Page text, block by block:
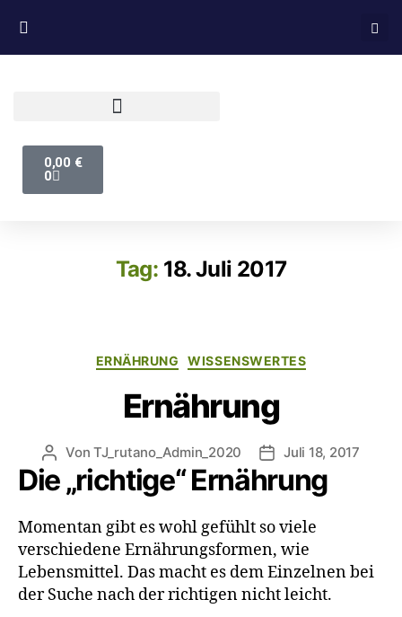
0,00 €
0
Tag: 18. Juli 2017
ERNÄHRUNG WISSENSWERTES
Ernährung
VonTJ_rutano_Admin_2020 Juli 18, 2017
Die „richtige“ Ernährung
Momentan gibt es wohl gefühlt so viele
verschiedene Ernährungsformen, wie
Lebensmittel. Das macht es dem Einzelnen bei
der Suche nach der richtigen nicht leicht.